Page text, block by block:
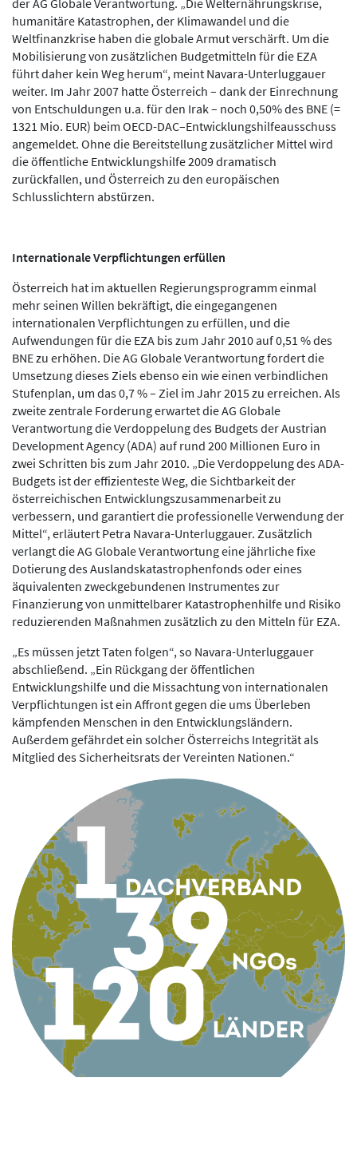
der AG Globale Verantwortung. „Die Welternährungskrise,
humanitäre Katastrophen, der Klimawandel und die
Weltfinanzkrise haben die globale Armut verschärft. Um die
Mobilisierung von zusätzlichen Budgetmitteln für die EZA
führt daher kein Weg herum“, meint Navara-Unterluggauer
weiter. Im Jahr 2007 hatte Österreich – dank der Einrechnung
von Entschuldungen u.a. für den Irak – noch 0,50% des BNE (=
1321 Mio. EUR) beim OECD-DAC–Entwicklungshilfeausschuss
angemeldet. Ohne die Bereitstellung zusätzlicher Mittel wird
die öffentliche Entwicklungshilfe 2009 dramatisch
zurückfallen, und Österreich zu den europäischen
Schlusslichtern abstürzen.
Internationale Verpflichtungen erfüllen
Österreich hat im aktuellen Regierungsprogramm einmal
mehr seinen Willen bekräftigt, die eingegangenen
internationalen Verpflichtungen zu erfüllen, und die
Aufwendungen für die EZA bis zum Jahr 2010 auf 0,51 % des
BNE zu erhöhen. Die AG Globale Verantwortung fordert die
Umsetzung dieses Ziels ebenso ein wie einen verbindlichen
Stufenplan, um das 0,7 % – Ziel im Jahr 2015 zu erreichen. Als
zweite zentrale Forderung erwartet die AG Globale
Verantwortung die Verdoppelung des Budgets der Austrian
Development Agency (ADA) auf rund 200 Millionen Euro in
zwei Schritten bis zum Jahr 2010. „Die Verdoppelung des ADA-
Budgets ist der effizienteste Weg, die Sichtbarkeit der
österreichischen Entwicklungszusammenarbeit zu
verbessern, und garantiert die professionelle Verwendung der
Mittel“, erläutert Petra Navara-Unterluggauer. Zusätzlich
verlangt die AG Globale Verantwortung eine jährliche fixe
Dotierung des Auslandskatastrophenfonds oder eines
äquivalenten zweckgebundenen Instrumentes zur
Finanzierung von unmittelbarer Katastrophenhilfe und Risiko
reduzierenden Maßnahmen zusätzlich zu den Mitteln für EZA.
„Es müssen jetzt Taten folgen“, so Navara-Unterluggauer
abschließend. „Ein Rückgang der öffentlichen
Entwicklungshilfe und die Missachtung von internationalen
Verpflichtungen ist ein Affront gegen die ums Überleben
kämpfenden Menschen in den Entwicklungsländern.
Außerdem gefährdet ein solcher Österreichs Integrität als
Mitglied des Sicherheitsrats der Vereinten Nationen.“